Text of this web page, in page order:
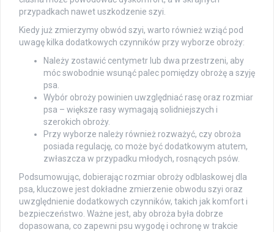
przypadkach nawet uszkodzenie szyi.
Kiedy już zmierzymy obwód szyi, warto również wziąć pod
uwagę kilka dodatkowych czynników przy wyborze obroży:
Należy zostawić centymetr lub dwa przestrzeni, aby
móc swobodnie wsunąć palec pomiędzy obrożę a szyję
psa.
Wybór obroży powinien uwzględniać rasę oraz rozmiar
psa – większe rasy wymagają solidniejszych i
szerokich obroży.
Przy wyborze należy również rozważyć, czy obroża
posiada regulację, co może być dodatkowym atutem,
zwłaszcza w przypadku młodych, rosnących psów.
Podsumowując, dobierając rozmiar obroży odblaskowej dla
psa, kluczowe jest dokładne zmierzenie obwodu szyi oraz
uwzględnienie dodatkowych czynników, takich jak komfort i
bezpieczeństwo. Ważne jest, aby obroża była dobrze
dopasowana, co zapewni psu wygodę i ochronę w trakcie